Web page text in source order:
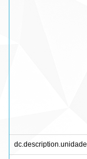
dc.description.unidade